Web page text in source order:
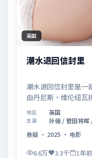
英国
潮水退回信封里
潮水退回信封里是一
由丹尼斯·维伦纽瓦
等联合主演，于2025
绕「记忆拼图里的真
而富有张力，节奏起
面调度强化了类型片
节空间，适合关注现
地区 英国
主演
孙俪 / 菅田将晖
悬疑 · 2025 · 电影
6.6万 3.3千 1年前